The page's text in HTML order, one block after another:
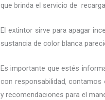
que brinda el servicio de
El extintor sirve para apagar
sustancia de color blanca
Es importante que estés
con responsabilidad, contamos
y recomendaciones para el